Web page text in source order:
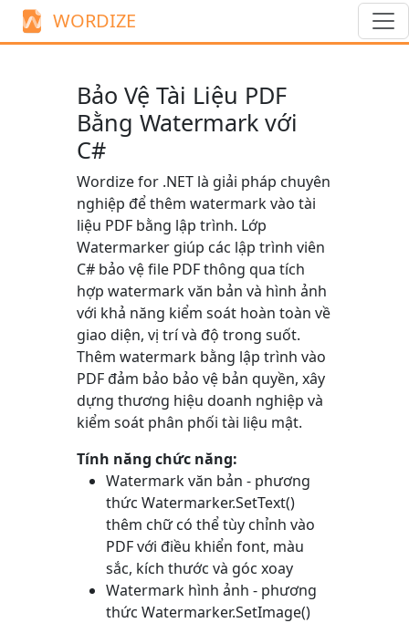
WORDIZE
Bảo Vệ Tài Liệu PDF
Bằng Watermark với
C#
Wordize for .NET là giải pháp chuyên
nghiệp để thêm watermark vào tài
liệu PDF bằng lập trình. Lớp
Watermarker giúp các lập trình viên
C# bảo vệ file PDF thông qua tích
hợp watermark văn bản và hình ảnh
với khả năng kiểm soát hoàn toàn về
giao diện, vị trí và độ trong suốt.
Thêm watermark bằng lập trình vào
PDF đảm bảo bảo vệ bản quyền, xây
dựng thương hiệu doanh nghiệp và
kiểm soát phân phối tài liệu mật.
Tính năng chức năng:
Watermark văn bản - phương
thức Watermarker.SetText()
thêm chữ có thể tùy chỉnh vào
PDF với điều khiển font, màu
sắc, kích thước và góc xoay
Watermark hình ảnh - phương
thức Watermarker.SetImage()